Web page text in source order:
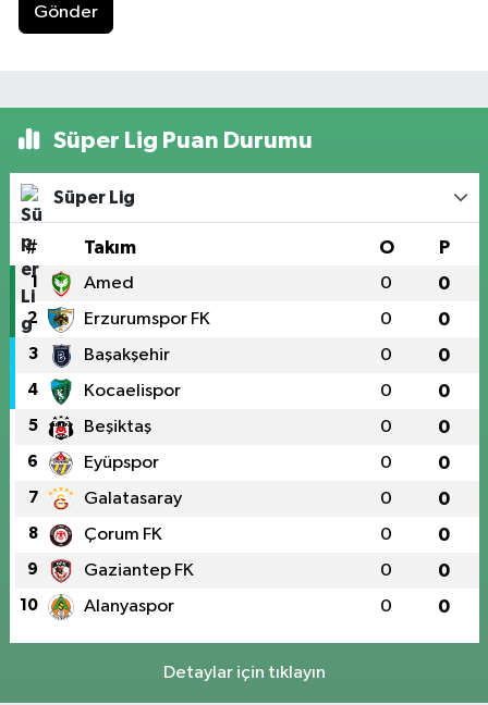
Gönder
Süper Lig Puan Durumu
Süper Lig
# Takım O P
1 Amed 0 0
2 Erzurumspor FK 0 0
3 Başakşehir 0 0
4 Kocaelispor 0 0
5 Beşiktaş 0 0
6 Eyüpspor 0 0
7 Galatasaray 0 0
8 Çorum FK 0 0
9 Gaziantep FK 0 0
10 Alanyaspor 0 0
Detaylar için tıklayın